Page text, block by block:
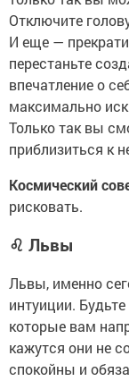
Отключите
И еще —
перестаньте
впечатление о
максимально
Только так вы
приблизиться к
Космический
рисковать.
♌ Львы
Львы, именно
интуиции.
которые вам
кажутся они не
спокойны и